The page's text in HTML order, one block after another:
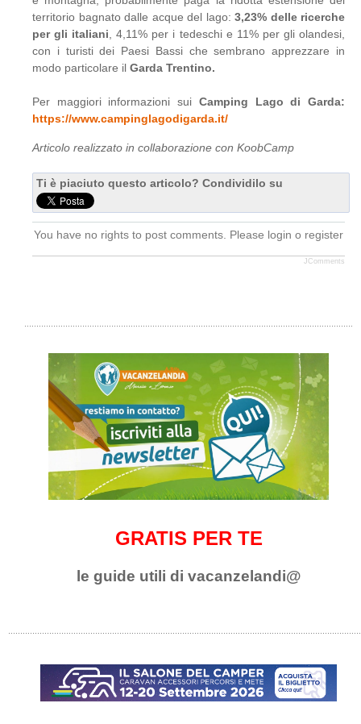
territorio bagnato dalle acque del lago: 3,23% delle ricerche
per gli italiani , 4,11% per i tedeschi e 11% per gli olandesi,
con i turisti dei Paesi Bassi che sembrano apprezzare in
modo particolare il Garda Trentino.
Per maggiori informazioni sui Camping Lago di Garda:
https://www.campinglagodigarda.it/
Articolo realizzato in collaborazione con KoobCamp
Ti è piaciuto questo articolo? Condividilo su
You have no rights to post comments. Please login o register
JComments
GRATIS PER TE
le guide utili di vacanzelandi@